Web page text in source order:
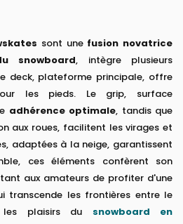
sont une fusion novatrice
snowboard, intègre plusieurs
deck, plateforme principale, offre
les pieds. Le grip, surface
adhérence optimale, tandis que
aux roues, facilitent les virages et
adaptées à la neige, garantissent
ces éléments confèrent son
aux amateurs de profiter d'une
transcende les frontières entre le
les plaisirs du snowboard en